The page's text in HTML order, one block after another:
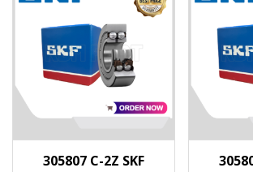
305807 C-2Z SKF